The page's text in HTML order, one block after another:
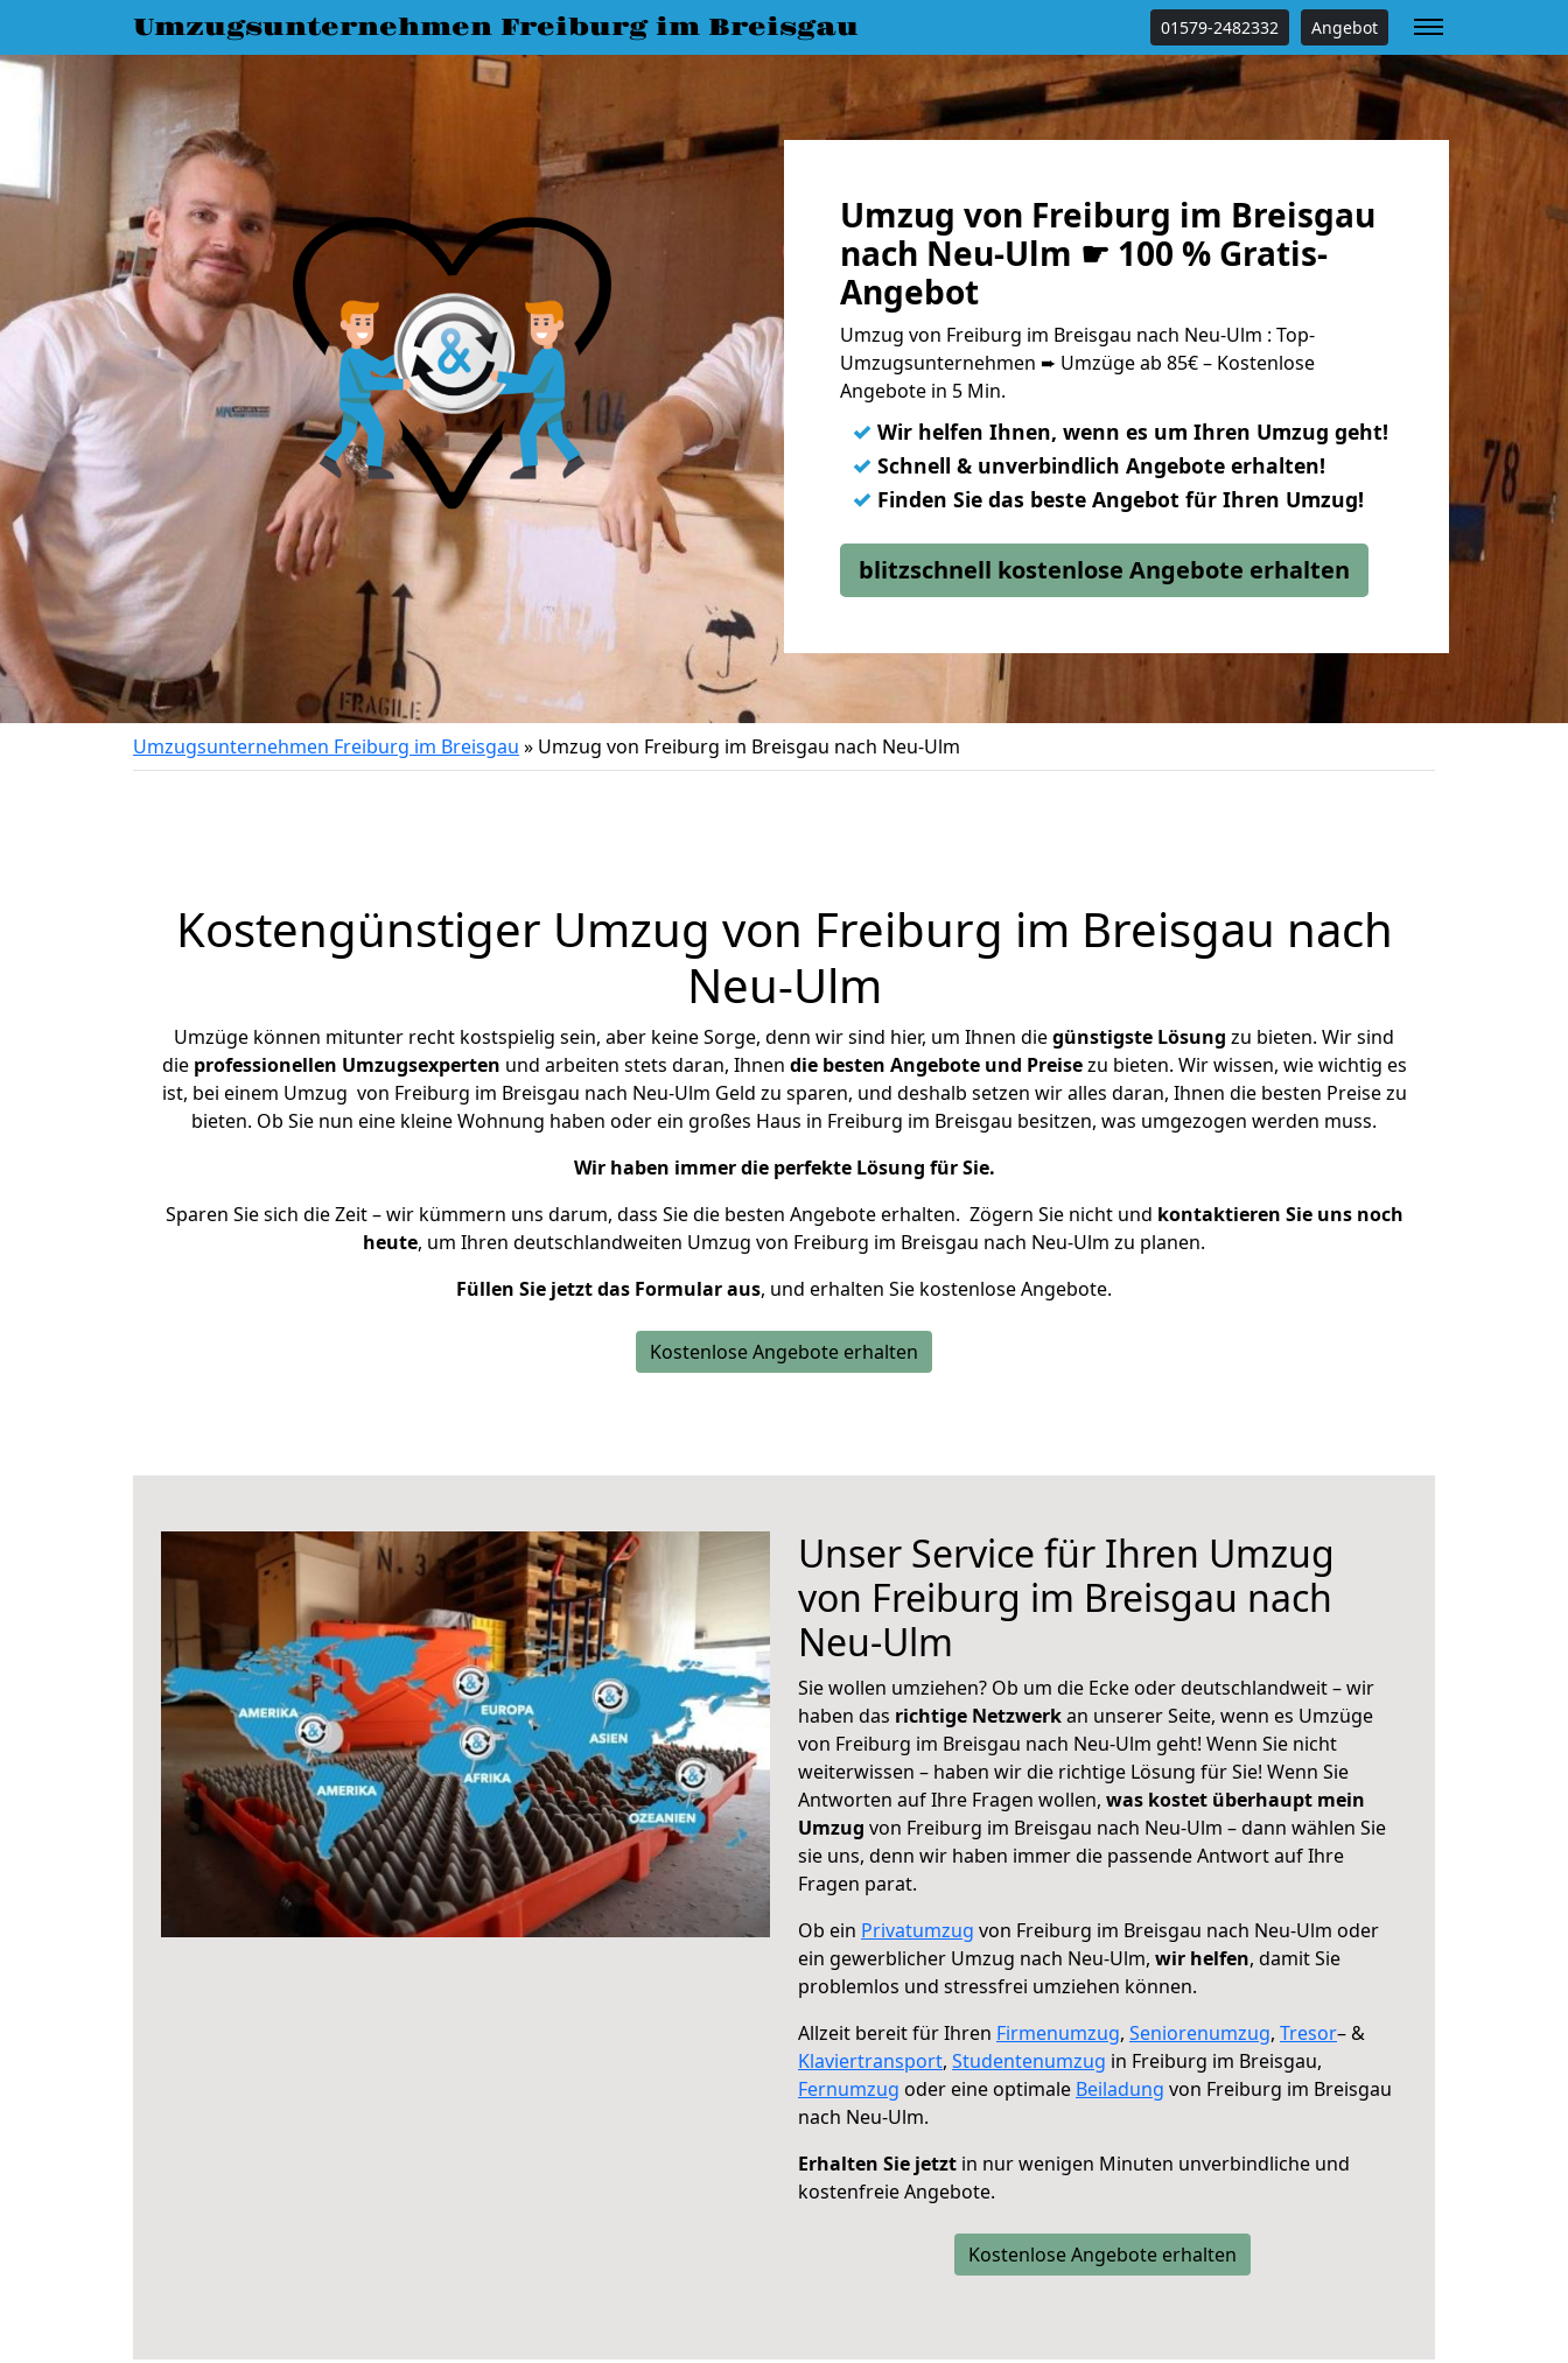
Umzugsunternehmen Freiburg im Breisgau 01579-2482332 Angebot
Umzug von Freiburg im Breisgau
nach Neu-Ulm ☛ 100 % Gratis-
Angebot
Umzug von Freiburg im Breisgau nach Neu-Ulm : Top-
Umzugsunternehmen ➨ Umzüge ab 85€ – Kostenlose
Angebote in 5 Min.
✓ Wir helfen Ihnen, wenn es um Ihren Umzug geht!
✓ Schnell & unverbindlich Angebote erhalten!
✓ Finden Sie das beste Angebot für Ihren Umzug!
blitzschnell kostenlose Angebote erhalten
Umzugsunternehmen Freiburg im Breisgau » Umzug von Freiburg im Breisgau nach Neu-Ulm
Kostengünstiger Umzug von Freiburg im Breisgau nach
Neu-Ulm
Umzüge können mitunter recht kostspielig sein, aber keine Sorge, denn wir sind hier, um Ihnen diegünstigste Lösung zu bieten. Wir sind
die professionellen Umzugsexperten und arbeiten stets daran, Ihnen die besten Angebote und Preisezu bieten. Wir wissen, wie wichtig es
ist, bei einem Umzug von Freiburg im Breisgau nach Neu-Ulm Geld zu sparen, und deshalb setzen wir alles daran, Ihnen die besten Preise zu
bieten. Ob Sie nun eine kleine Wohnung haben oder ein großes Haus in Freiburg im Breisgau besitzen, was umgezogen werden muss.
Wir haben immer die perfekte Lösung für Sie.
Sparen Sie sich die Zeit – wir kümmern uns darum, dass Sie die besten Angebote erhalten. Zögern Sie nicht und kontaktieren Sie uns noch
heute, um Ihren deutschlandweiten Umzug von Freiburg im Breisgau nach Neu-Ulm zu planen.
Füllen Sie jetzt das Formular aus, und erhalten Sie kostenlose Angebote.
Kostenlose Angebote erhalten
Unser Service für Ihren Umzug
von Freiburg im Breisgau nach
Neu-Ulm
Sie wollen umziehen? Ob um die Ecke oder deutschlandweit – wir
haben das richtige Netzwerkan unserer Seite, wenn es Umzüge
von Freiburg im Breisgau nach Neu-Ulm geht! Wenn Sie nicht
weiterwissen – haben wir die richtige Lösung für Sie! Wenn Sie
Antworten auf Ihre Fragen wollen, was kostet überhaupt mein
Umzug von Freiburg im Breisgau nach Neu-Ulm – dann wählen Sie
sie uns, denn wir haben immer die passende Antwort auf Ihre
Fragen parat.
Ob ein Privatumzug von Freiburg im Breisgau nach Neu-Ulm oder
ein gewerblicher Umzug nach Neu-Ulm, wir helfen, damit Sie
problemlos und stressfrei umziehen können.
Allzeit bereit für Ihren Firmenumzug, Seniorenumzug, Tresor– &
Klaviertransport, Studentenumzug in Freiburg im Breisgau,
Fernumzug oder eine optimale Beiladung von Freiburg im Breisgau
nach Neu-Ulm.
Erhalten Sie jetzt in nur wenigen Minuten unverbindliche und
kostenfreie Angebote.
Kostenlose Angebote erhalten